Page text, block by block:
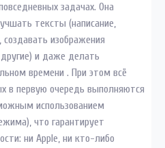
задачах. Она
тексты (написание,
создавать изображения
и даже делать
времени . При этом всё
в первую очередь выполняются
использованием
что гарантирует
ни Apple, ни кто-либо